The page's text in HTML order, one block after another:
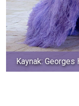
Kaynak: Georges